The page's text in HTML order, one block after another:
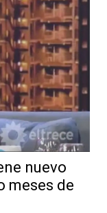
nuevo
meses de